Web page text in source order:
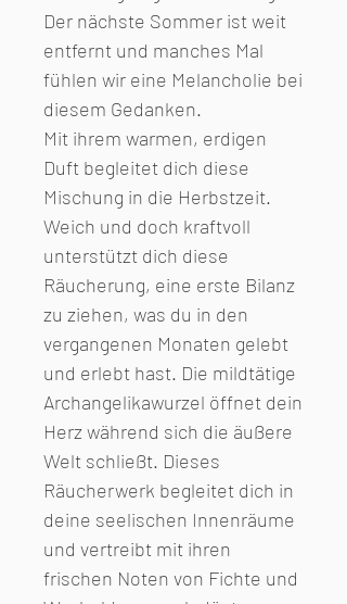
Der nächste Sommer ist weit
entfernt und manches Mal
fühlen wir eine Melancholie bei
diesem Gedanken.
Mit ihrem warmen, erdigen
Duft begleitet dich diese
Mischung in die Herbstzeit.
Weich und doch kraftvoll
unterstützt dich diese
Räucherung, eine erste Bilanz
zu ziehen, was du in den
vergangenen Monaten gelebt
und erlebt hast. Die mildtätige
Archangelikawurzel öffnet dein
Herz während sich die äußere
Welt schließt. Dieses
Räucherwerk begleitet dich in
deine seelischen Innenräume
und vertreibt mit ihren
frischen Noten von Fichte und